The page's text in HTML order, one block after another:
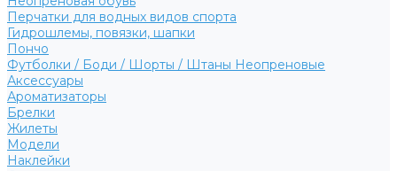
Перчатки для водных видов спорта
Гидрошлемы, повязки, шапки
Пончо
Футболки / Боди / Шорты / Штаны Неопреновые
Аксессуары
Ароматизаторы
Брелки
Жилеты
Модели
Наклейки